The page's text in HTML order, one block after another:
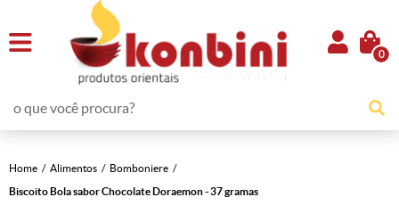
0
Home Alimentos
Bomboniere
Biscoito Bola sabor Chocolate Doraemon - 37 gramas